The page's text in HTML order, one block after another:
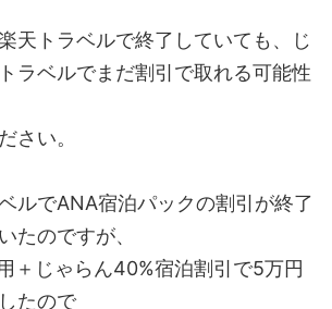
天トラベルで終了していても、じ
ラベルでまだ割引で取れる可能性
さい。
ルでANA宿泊パックの割引が終了
たのですが、
＋じゃらん40%宿泊割引で5万円
たので